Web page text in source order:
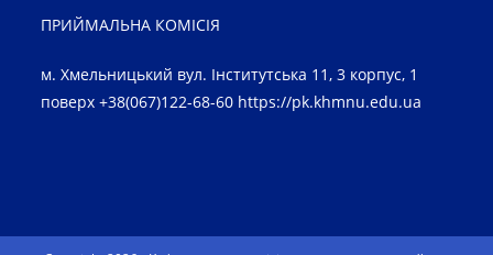
ПРИЙМАЛЬНА КОМІСІЯ
м. Хмельницький вул. Інститутська 11, 3 корпус, 1
поверх +38(067)122-68-60 https://pk.khmnu.edu.ua